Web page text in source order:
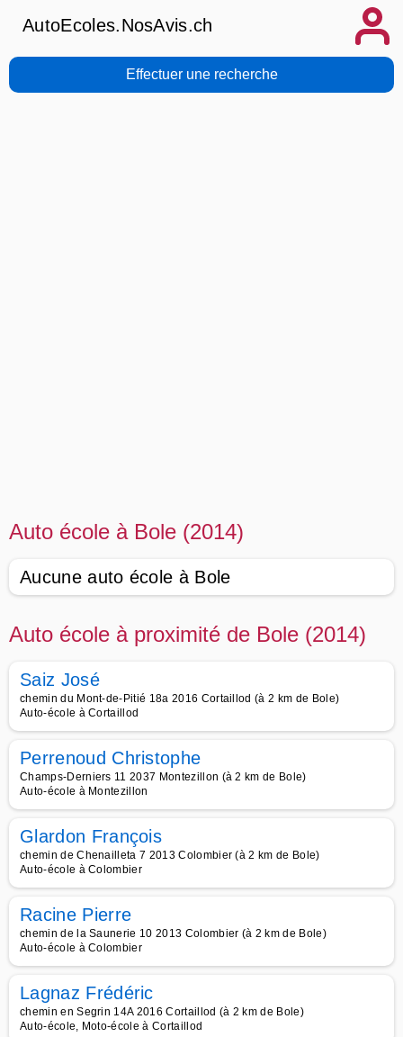
AutoEcoles.NosAvis.ch
Effectuer une recherche
Auto école à Bole (2014)
Aucune auto école à Bole
Auto école à proximité de Bole (2014)
Saiz José
chemin du Mont-de-Pitié 18a 2016 Cortaillod (à 2 km de Bole)
Auto-école à Cortaillod
Perrenoud Christophe
Champs-Derniers 11 2037 Montezillon (à 2 km de Bole)
Auto-école à Montezillon
Glardon François
chemin de Chenailleta 7 2013 Colombier (à 2 km de Bole)
Auto-école à Colombier
Racine Pierre
chemin de la Saunerie 10 2013 Colombier (à 2 km de Bole)
Auto-école à Colombier
Lagnaz Frédéric
chemin en Segrin 14A 2016 Cortaillod (à 2 km de Bole)
Auto-école, Moto-école à Cortaillod